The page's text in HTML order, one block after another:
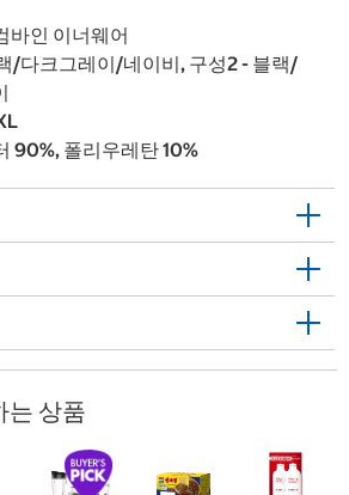
바인 이너웨어
/다크그레이/네이비, 구성2 - 블랙/
90%, 폴리우레탄 10%
는 상품